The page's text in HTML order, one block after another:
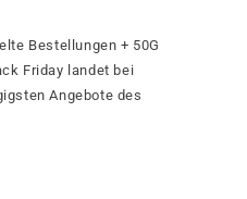
Bestellungen + 50G
Friday landet bei
Angebote des